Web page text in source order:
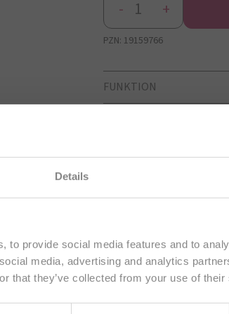
Details
to provide social media features and to
media, advertising and analytics
that they’ve collected from your use of
- +
PZN: 19159766
FUNKTION
Mundschleimhaut bei einer Gingivitis
flüssiges Q10, das in Form
deutsche Website
. Alle Inhalte
an Kunden ausDeutschland.
Fortfahren
Anderes Land wählen